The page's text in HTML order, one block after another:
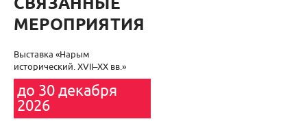
СВЯЗАННЫЕ
МЕРОПРИЯТИЯ
Выставка «Нарым
исторический. XVII–XХ вв.»
до 30 декабря
2026